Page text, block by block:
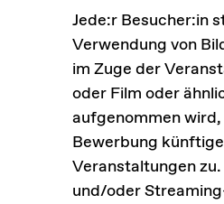
Jede:r Besucher:in
Verwendung von
im Zuge der
oder Film oder
aufgenommen
Bewerbung
Veranstaltungen
und/oder